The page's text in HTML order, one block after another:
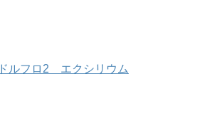
ドルフロ2 エクシリウム